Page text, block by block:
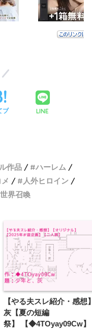
ブ LINE
作品
ハーレム
人外ヒロイン
界召喚
【やる夫スレ紹介・感想
灰【夏の短編
祭】 【◆4TOyay09Cw】